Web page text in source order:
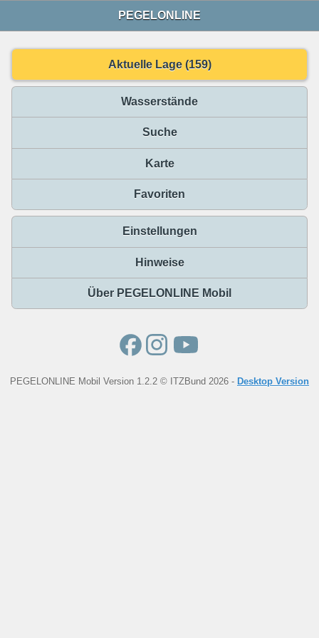
PEGELONLINE
Aktuelle Lage (159)
Wasserstände
Suche
Karte
Favoriten
Einstellungen
Hinweise
Über PEGELONLINE Mobil
PEGELONLINE Mobil Version 1.2.2 © ITZBund 2026 - Desktop Version